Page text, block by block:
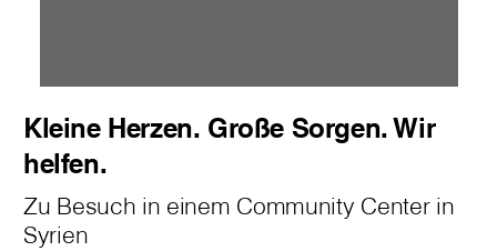
Kleine Herzen. Große Sorgen. Wir
helfen.
Zu Besuch in einem Community Center in
Syrien